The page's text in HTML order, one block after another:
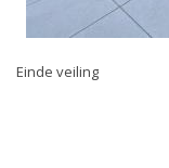
Einde veiling